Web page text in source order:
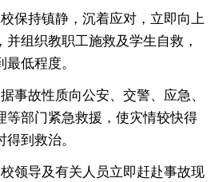
保持镇静，沉着应对，立即向上
组织教职工施救及学生自救，
低程度。
事故性质向公安、交警、应急、
等部门紧急救援，使灾情较快得
到救治。
领导及有关人员立即赶赴事故现